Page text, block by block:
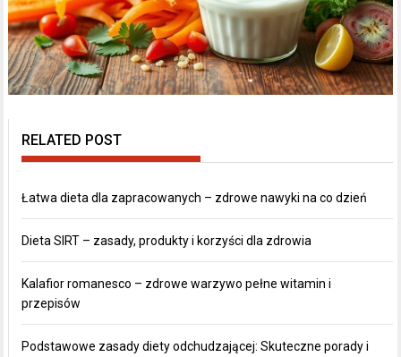
RELATED POST
Łatwa dieta dla zapracowanych – zdrowe nawyki na co dzień
Dieta SIRT – zasady, produkty i korzyści dla zdrowia
Kalafior romanesco – zdrowe warzywo pełne witamin i
przepisów
Podstawowe zasady diety odchudzającej: Skuteczne porady i